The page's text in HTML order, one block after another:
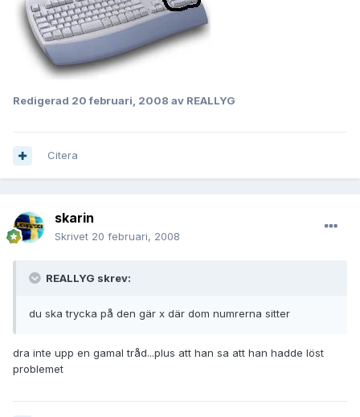
Redigerad 20 februari, 2008 av REALLYG
Citera
skarin
Skrivet 20 februari, 2008
REALLYG skrev:
du ska trycka på den gär x där dom numrerna sitter
dra inte upp en gamal tråd...plus att han sa att han hadde löst
problemet